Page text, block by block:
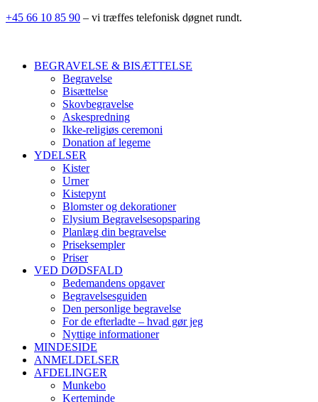
+45 66 10 85 90 – vi træffes telefonisk døgnet rundt.
BEGRAVELSE & BISÆTTELSE
Begravelse
Bisættelse
Skovbegravelse
Askespredning
Ikke-religiøs ceremoni
Donation af legeme
YDELSER
Kister
Urner
Kistepynt
Blomster og dekorationer
Elysium Begravelsesopsparing
Planlæg din begravelse
Priseksempler
Priser
VED DØDSFALD
Bedemandens opgaver
Begravelsesguiden
Den personlige begravelse
For de efterladte – hvad gør jeg
Nyttige informationer
MINDESIDE
ANMELDELSER
AFDELINGER
Munkebo
Kerteminde